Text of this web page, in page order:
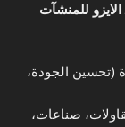
الايزو للمنشآت
(تحسين الجودة،
صناعات،